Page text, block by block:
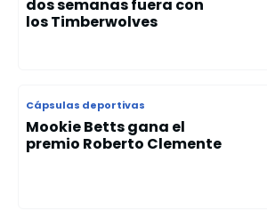
dos semanas fuera con
los Timberwolves
Cápsulas deportivas
Mookie Betts gana el
premio Roberto Clemente